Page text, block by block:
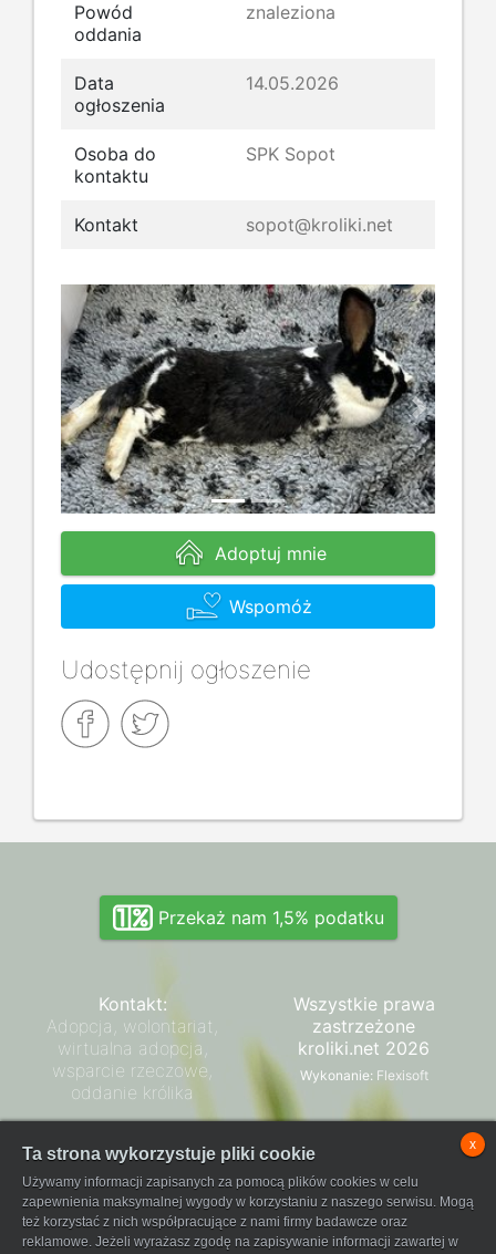
Powód
oddania
znaleziona
Data
ogłoszenia
14.05.2026
Osoba do
kontaktu
SPK Sopot
Kontakt sopot@kroliki.net
Previous Next
Adoptuj mnie
Wspomóż
Udostępnij ogłoszenie
Przekaż nam 1,5% podatku
Kontakt:
Adopcja, wolontariat,
wirtualna adopcja,
wsparcie rzeczowe,
oddanie królika
Regulamin płatności
FaniPay
Wszystkie prawa
zastrzeżone
kroliki.net 2026
Wykonanie: Flexisoft
Ta strona wykorzystuje pliki cookie
Używamy informacji zapisanych za pomocą plików cookies w celu
zapewnienia maksymalnej wygody w korzystaniu z naszego serwisu. Mogą
też korzystać z nich współpracujące z nami firmy badawcze oraz
reklamowe. Jeżeli wyrażasz zgodę na zapisywanie informacji zawartej w
x